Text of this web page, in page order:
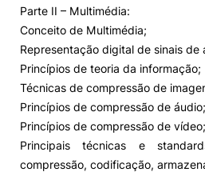
Parte II – Multimédia:
Conceito de Multimédia;
Representação digital de sinais de
Princípios de teoria da informação;
Técnicas de compressão de
Princípios de compressão de áudio;
Princípios de compressão de vídeo;
Principais técnicas e
compressão, codificação,